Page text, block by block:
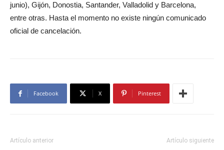
junio), Gijón, Donostia, Santander, Valladolid y Barcelona,
entre otras. Hasta el momento no existe ningún comunicado
oficial de cancelación.
Facebook X Pinterest
Artículo anterior Artículo siguiente